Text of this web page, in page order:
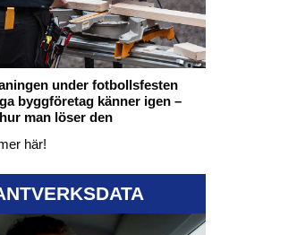
under fotbollsfesten
byggföretag känner igen –
man löser den
här!